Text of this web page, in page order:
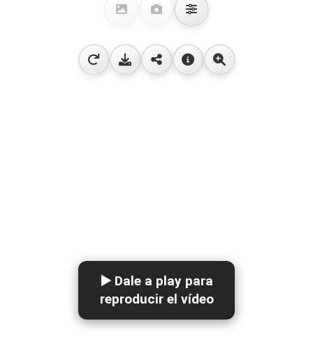
▶️ Dale a play para
reproducir el vídeo